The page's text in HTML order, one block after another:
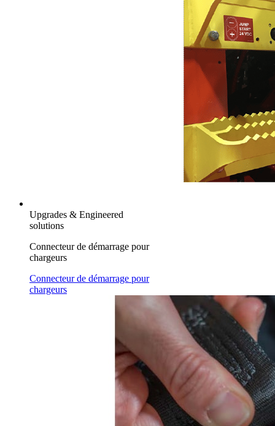
Upgrades & Engineered
solutions
Connecteur de démarrage pour
chargeurs
Connecteur de démarrage pour
chargeurs